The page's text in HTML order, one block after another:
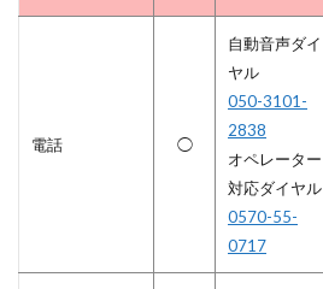
電話 ◯
自動音声ダイ
ヤル
050-3101-
2838
オペレーター
対応ダイヤル
0570-55-
0717